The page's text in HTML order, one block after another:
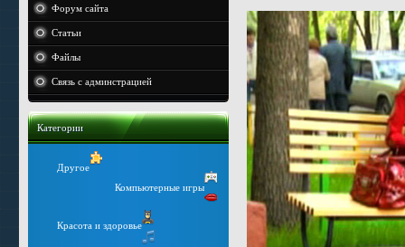
Форум сайта
Статьи
Файлы
Связь с админстрацией
Категории
Другое
Компьютерные игры
Красота и здоровье